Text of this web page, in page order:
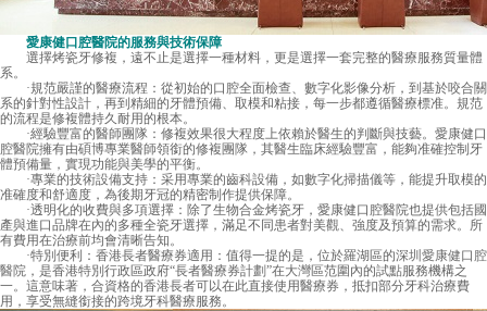
愛康健口腔醫院的服務與技術保障
選擇烤瓷牙修複，遠不止是選擇一種材料，更是選擇一套完整的醫療服務質量體
系。
·規范嚴謹的醫療流程：從初始的口腔全面檢查、數字化影像分析，到基於咬合關
系的針對性設計，再到精細的牙體預備、取模和粘接，每一步都遵循醫療標准。規范
的流程是修複體持久耐用的根本。
·經驗豐富的醫師團隊：修複效果很大程度上依賴於醫生的判斷與技藝。愛康健口
腔醫院擁有由碩博專業醫師領銜的修複團隊，其醫生臨床經驗豐富，能夠准確控制牙
體預備量，實現功能與美學的平衡。
·專業的技術設備支持：采用專業的齒科設備，如數字化掃描儀等，能提升取模的
准確度和舒適度，為後期牙冠的精密制作提供保障。
·透明化的收費與多項選擇：除了生物合金烤瓷牙，愛康健口腔醫院也提供包括國
產與進口品牌在內的多種全瓷牙選擇，滿足不同患者對美觀、強度及預算的需求。所
有費用在治療前均會清晰告知。
·特別便利：香港長者醫療券適用：值得一提的是，位於羅湖區的深圳愛康健口腔
醫院 ，是香港特別行政區政府“長者醫療券計劃”在大灣區范圍內的試點服務機構之
一。這意味著，合資格的香港長者可以在此直接使用醫療券，抵扣部分牙科治療費
用，享受無縫銜接的跨境牙科醫療服務。